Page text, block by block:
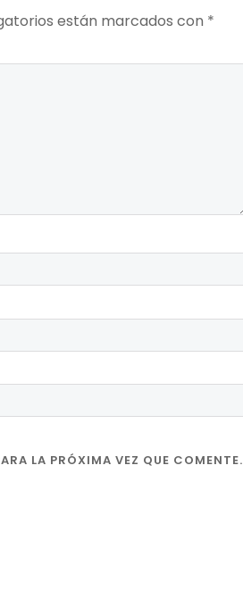
están marcados con *
LA PRÓXIMA VEZ QUE COMENTE.